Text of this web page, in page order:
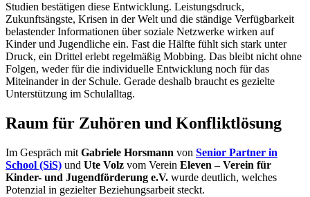
Studien bestätigen diese Entwicklung. Leistungsdruck,
Zukunftsängste, Krisen in der Welt und die ständige Verfügbarkeit
belastender Informationen über soziale Netzwerke wirken auf
Kinder und Jugendliche ein. Fast die Hälfte fühlt sich stark unter
Druck, ein Drittel erlebt regelmäßig Mobbing. Das bleibt nicht ohne
Folgen, weder für die individuelle Entwicklung noch für das
Miteinander in der Schule. Gerade deshalb braucht es gezielte
Unterstützung im Schulalltag.
Raum für Zuhören und Konfliktlösung
Im Gespräch mit Gabriele Horsmann von Senior Partner in
School (SiS) und Ute Volz vom Verein Eleven – Verein für
Kinder- und Jugendförderung e.V. wurde deutlich, welches
Potenzial in gezielter Beziehungsarbeit steckt.